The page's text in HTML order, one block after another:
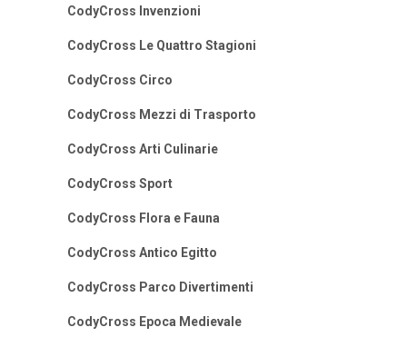
CodyCross Invenzioni
CodyCross Le Quattro Stagioni
CodyCross Circo
CodyCross Mezzi di Trasporto
CodyCross Arti Culinarie
CodyCross Sport
CodyCross Flora e Fauna
CodyCross Antico Egitto
CodyCross Parco Divertimenti
CodyCross Epoca Medievale